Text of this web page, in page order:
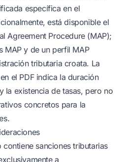
específica en el
está disponible el
Agreement Procedure (MAP);
MAP y de un perfil MAP
tributaria croata. La
el PDF indica la duración
la existencia de tasas, pero no
concretos para la
sanciones tributarias
a